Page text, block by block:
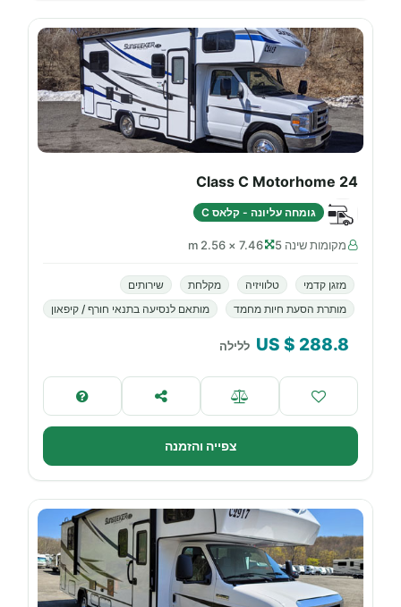
24 Class C Motorhome
גומחה עליונה - קלאס C
מקומות שינה 5 7.46 × 2.56 m
מזגן קדמי טלוויזיה מקלחת
שירותים
מותרת הסעת חיות מחמד
מותאם לנסיעה בתנאי חורף / קיפאון
288.8
$ US ללילה
צפייה והזמנה